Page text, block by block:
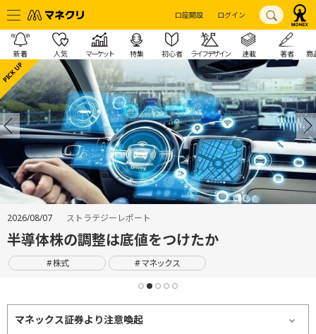
口座開設 ログイン
新着 人気 マーケット 特集 初心者 ライフデザイン 連載 著者 商
2026/08/07 ストラテジーレポート
半導体株の調整は底値をつけたか
株式 マネックス
マネックス証券より注意喚起